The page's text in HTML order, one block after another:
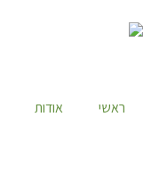
ראשי אודות